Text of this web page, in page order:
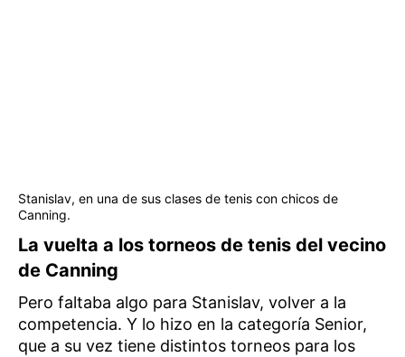
Stanislav, en una de sus clases de tenis con chicos de
Canning.
La vuelta a los torneos de tenis del vecino
de Canning
Pero faltaba algo para Stanislav, volver a la
competencia. Y lo hizo en la categoría Senior,
que a su vez tiene distintos torneos para los